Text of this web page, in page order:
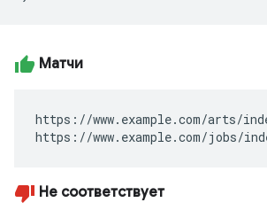
Матчи
https://www.example.com/arts/
https://www.example.com/jobs/
Не соответствует